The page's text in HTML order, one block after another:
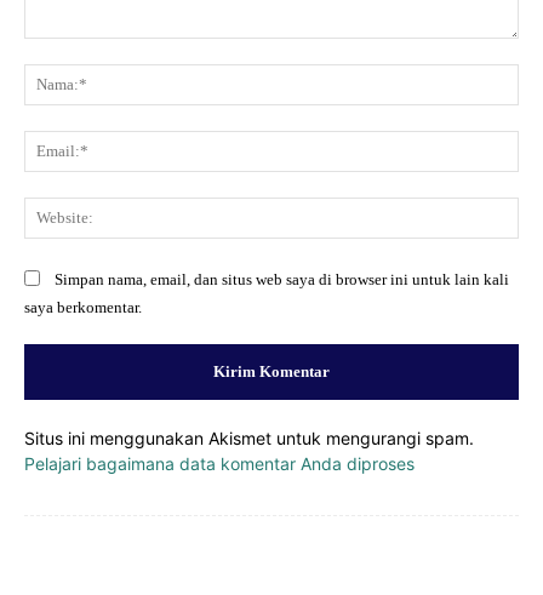
Simpan nama, email, dan situs web saya di browser ini untuk lain kali
saya berkomentar.
Situs ini menggunakan Akismet untuk mengurangi spam.
Pelajari bagaimana data komentar Anda diproses